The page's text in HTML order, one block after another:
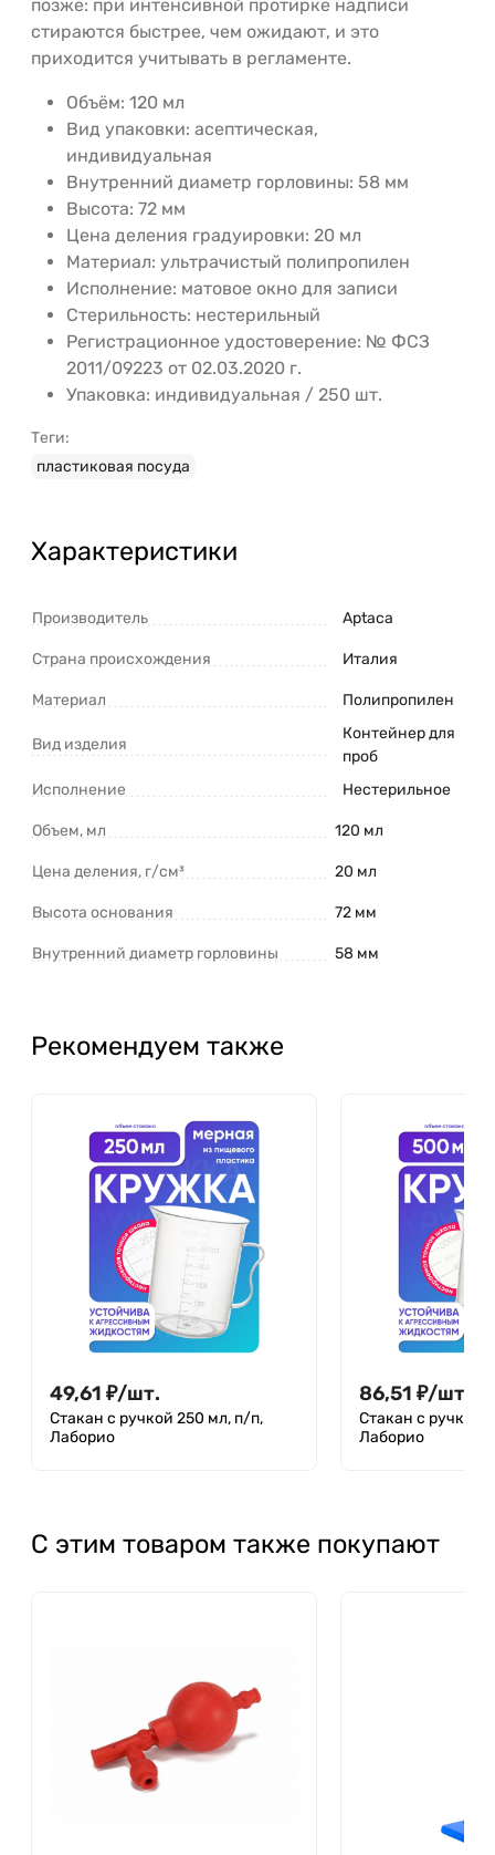
позже: при интенсивной протирке надписи
стираются быстрее, чем ожидают, и это
приходится учитывать в регламенте.
Объём: 120 мл
Вид упаковки: асептическая,
индивидуальная
Внутренний диаметр горловины: 58 мм
Высота: 72 мм
Цена деления градуировки: 20 мл
Материал: ультрачистый полипропилен
Исполнение: матовое окно для записи
Стерильность: нестерильный
Регистрационное удостоверение: № ФСЗ
2011/09223 от 02.03.2020 г.
Упаковка: индивидуальная / 250 шт.
Теги:
пластиковая посуда
Характеристики
Производитель Aptaca
Страна происхождения Италия
Материал Полипропилен
Вид изделия
Контейнер для
проб
Исполнение
Нестерильное
Объем, мл 120 мл
Цена деления, г/см³ 20 мл
Высота основания 72 мм
Внутренний диаметр горловины 58 мм
Рекомендуем также
49,61 ₽/шт.
Стакан с ручкой 250 мл, п/п,
Лаборио
86,51 ₽/шт.
Стакан с ручкой
Лаборио
С этим товаром также покупают